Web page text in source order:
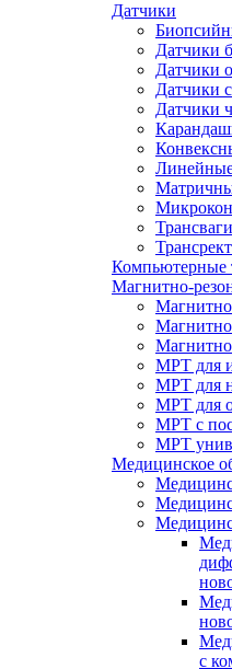
Датчики
Датчики
Датчики
Датчики
Датчики
Компьютерные
Магнитно-
МРТ для
МРТ для
МРТ для
МРТ с
МРТ
Медицинское
с